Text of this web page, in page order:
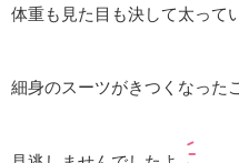
体重も見た目も決して太って
細身のスーツがきつくなった